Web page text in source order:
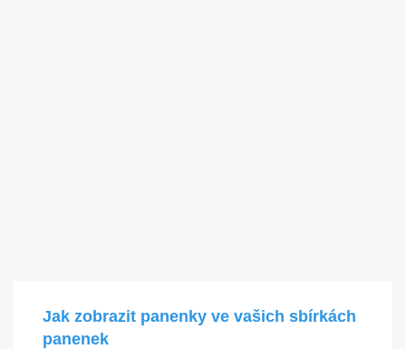
Jak zobrazit panenky ve vašich sbírkách
panenek